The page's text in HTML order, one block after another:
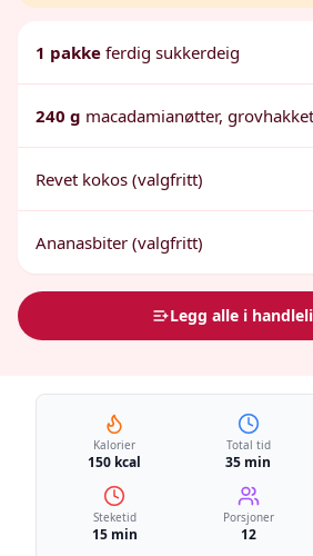
1 pakke ferdig sukkerdeig
240 g macadamianøtter, grovhakket
Revet kokos (valgfritt)
Ananasbiter (valgfritt)
Legg alle i
Kalorier
150 kcal
Total tid
35 min
Steketid
15 min
Porsjoner
12